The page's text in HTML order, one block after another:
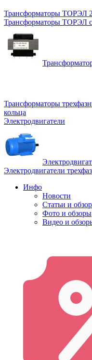
Трансформаторы ТОРЭЛ
Трансформаторы ТОРЭЛ
Трансформаторы
кольца
Электродвигатели
Электродвигатели
Инфо
Новости
Статьи и
Фото и обзоры
Видео и